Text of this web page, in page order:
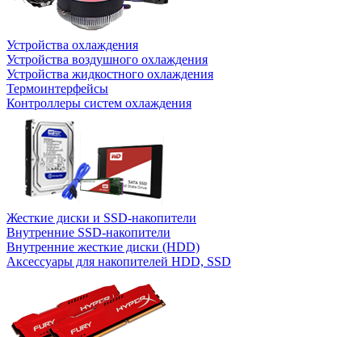
Устройства охлаждения
Устройства воздушного охлаждения
Устройства жидкостного охлаждения
Термоинтерфейсы
Контроллеры систем охлаждения
Жесткие диски и SSD-накопители
Внутренние SSD-накопители
Внутренние жесткие диски (HDD)
Аксессуары для накопителей HDD, SSD